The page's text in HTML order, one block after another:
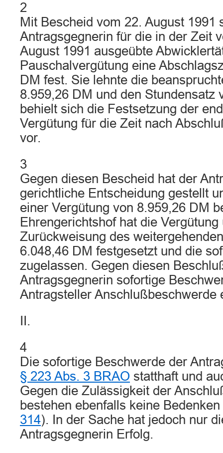
2
Mit Bescheid vom 22. August 1991
Antragsgegnerin für die in der Zeit
August 1991 ausgeübte
Pauschalvergütung eine
DM fest. Sie lehnte die
8.959,26 DM und den Stundensatz
behielt sich die Festsetzung der
Vergütung für die Zeit nach
vor.
3
Gegen diesen Bescheid hat der
gerichtliche Entscheidung gestellt
einer Vergütung von 8.959,26 DM
Ehrengerichtshof hat die Vergütung
Zurückweisung des
6.048,46 DM festgesetzt und die
zugelassen. Gegen diesen
Antragsgegnerin sofortige
Antragsteller Anschlußbeschwerde
II.
4
Die sofortige Beschwerde der
§ 223 Abs. 3 BRAO statthaft und
Gegen die Zulässigkeit der
bestehen ebenfalls keine
314). In der Sache hat jedoch nur
Antragsgegnerin Erfolg.